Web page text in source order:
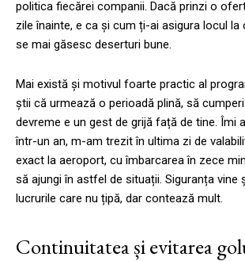
politica fiecărei companii. Dacă prinzi o
zile înainte, e ca și cum ți-ai asigura locul la
se mai găsesc deserturi bune.
Mai există și motivul foarte practic al
știi că urmează o perioadă plină, să
devreme e un gest de grijă față de tine. Îmi
într-un an, m-am trezit în ultima zi de
exact la aeroport, cu îmbarcarea în zece
să ajungi în astfel de situații. Siguranța vine
lucrurile care nu țipă, dar contează mult.
Continuitatea și evitarea